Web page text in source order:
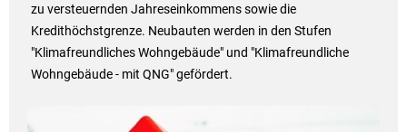
zu versteuernden Jahreseinkommens sowie die
Kredithöchstgrenze. Neubauten werden in den Stufen
"Klimafreundliches Wohngebäude" und "Klimafreundliche
Wohngebäude - mit QNG" gefördert.